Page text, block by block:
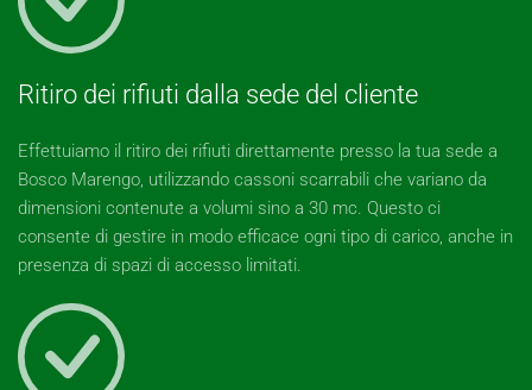
Ritiro dei rifiuti dalla sede del cliente
Effettuiamo il ritiro dei rifiuti direttamente presso la tua sede a
Bosco Marengo, utilizzando cassoni scarrabili che variano da
dimensioni contenute a volumi sino a 30 mc. Questo ci
consente di gestire in modo efficace ogni tipo di carico, anche in
presenza di spazi di accesso limitati.